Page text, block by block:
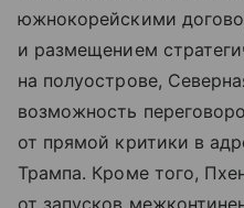
южнокорейскими
и размещением
на полуострове,
возможность
от прямой критики в
Трампа. Кроме того,
от запусков